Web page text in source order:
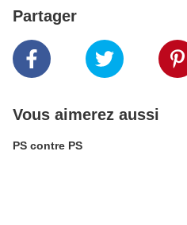
Partager
Vous aimerez aussi
PS contre PS